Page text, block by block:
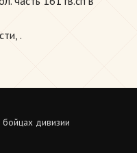
.
дивизии